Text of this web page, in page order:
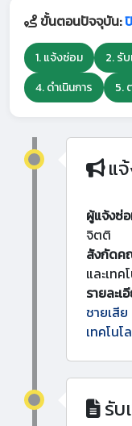
ขั้นตอนปัจจุบัน:
1. แจ้งซ่อม 2. รั
4. ดำเนินการ
5.
แ
ผู้แจ้งซ่
จิตติ
สังกัดค
และเทค
รายละเ
ชายเสี
เทคโนโ
รับ